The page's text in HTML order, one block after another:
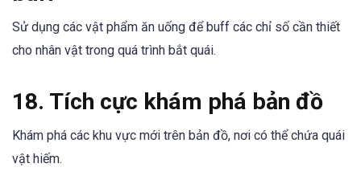
Sử dụng các vật phẩm ăn uống để buff các chỉ số cần thiết
cho nhân vật trong quá trình bắt quái.
18. Tích cực khám phá bản đồ
Khám phá các khu vực mới trên bản đồ, nơi có thể chứa quái
vật hiếm.